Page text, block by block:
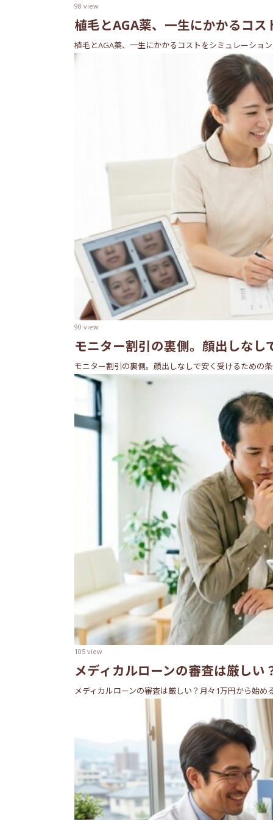
98 view
植毛とAGA薬、一生にかかるコ
植毛とAGA薬、一生にかかるコストをシミュレーショ
90 view
モニター割引の裏側。顔出しなし
モニター割引の裏側。顔出しなしで安く受けるための
105 view
メディカルローンの審査は厳し
メディカルローンの審査は厳しい？月々1万円から始